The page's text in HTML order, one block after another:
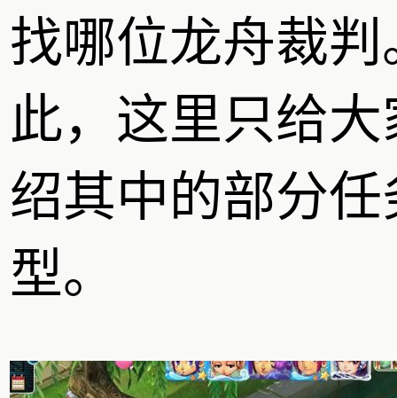
找哪位龙舟裁判
此，这里只给大
绍其中的部分任
型。